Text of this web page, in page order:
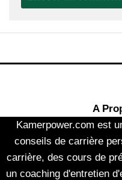
A
Kamerpower.com est
conseils de carrière
carrière, des cours de
un coaching d'entretien